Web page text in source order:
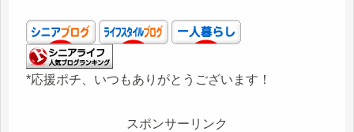
*応援ポチ、いつもありがとうございます！
スポンサーリンク